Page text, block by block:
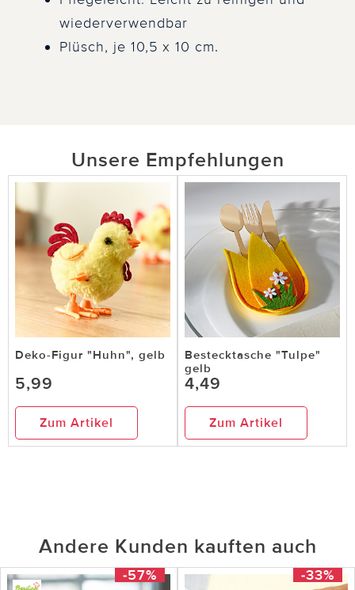
wiederverwendbar
Plüsch, je 10,5 x 10 cm.
Unsere Empfehlungen
Deko-Figur "Huhn", gelb
5,99
Zum Artikel
Bestecktasche "Tulpe"
gelb
4,49
Zum Artikel
Andere Kunden kauften auch
-57% -33%